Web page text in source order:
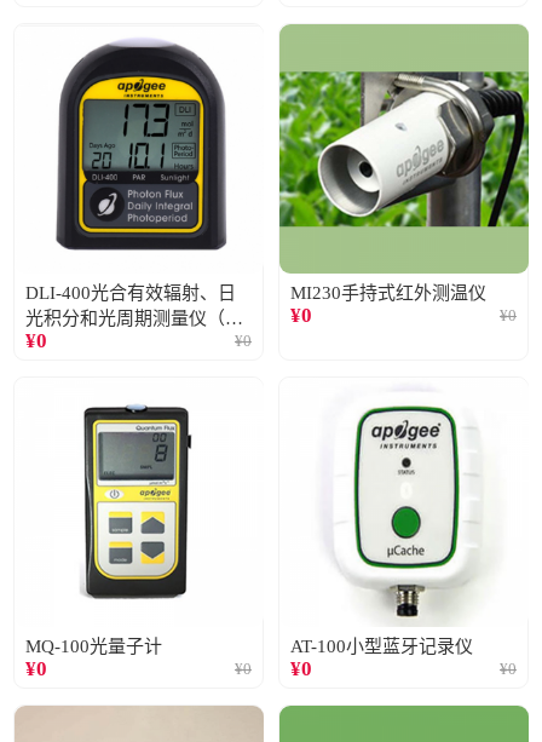
DLI-400光合有效辐射、日
光积分和光周期测量仪（仅
阳光）
¥0 ¥0
MI230手持式红外测温仪
¥0 ¥0
MQ-100光量子计
¥0 ¥0
AT-100小型蓝牙记录仪
¥0 ¥0